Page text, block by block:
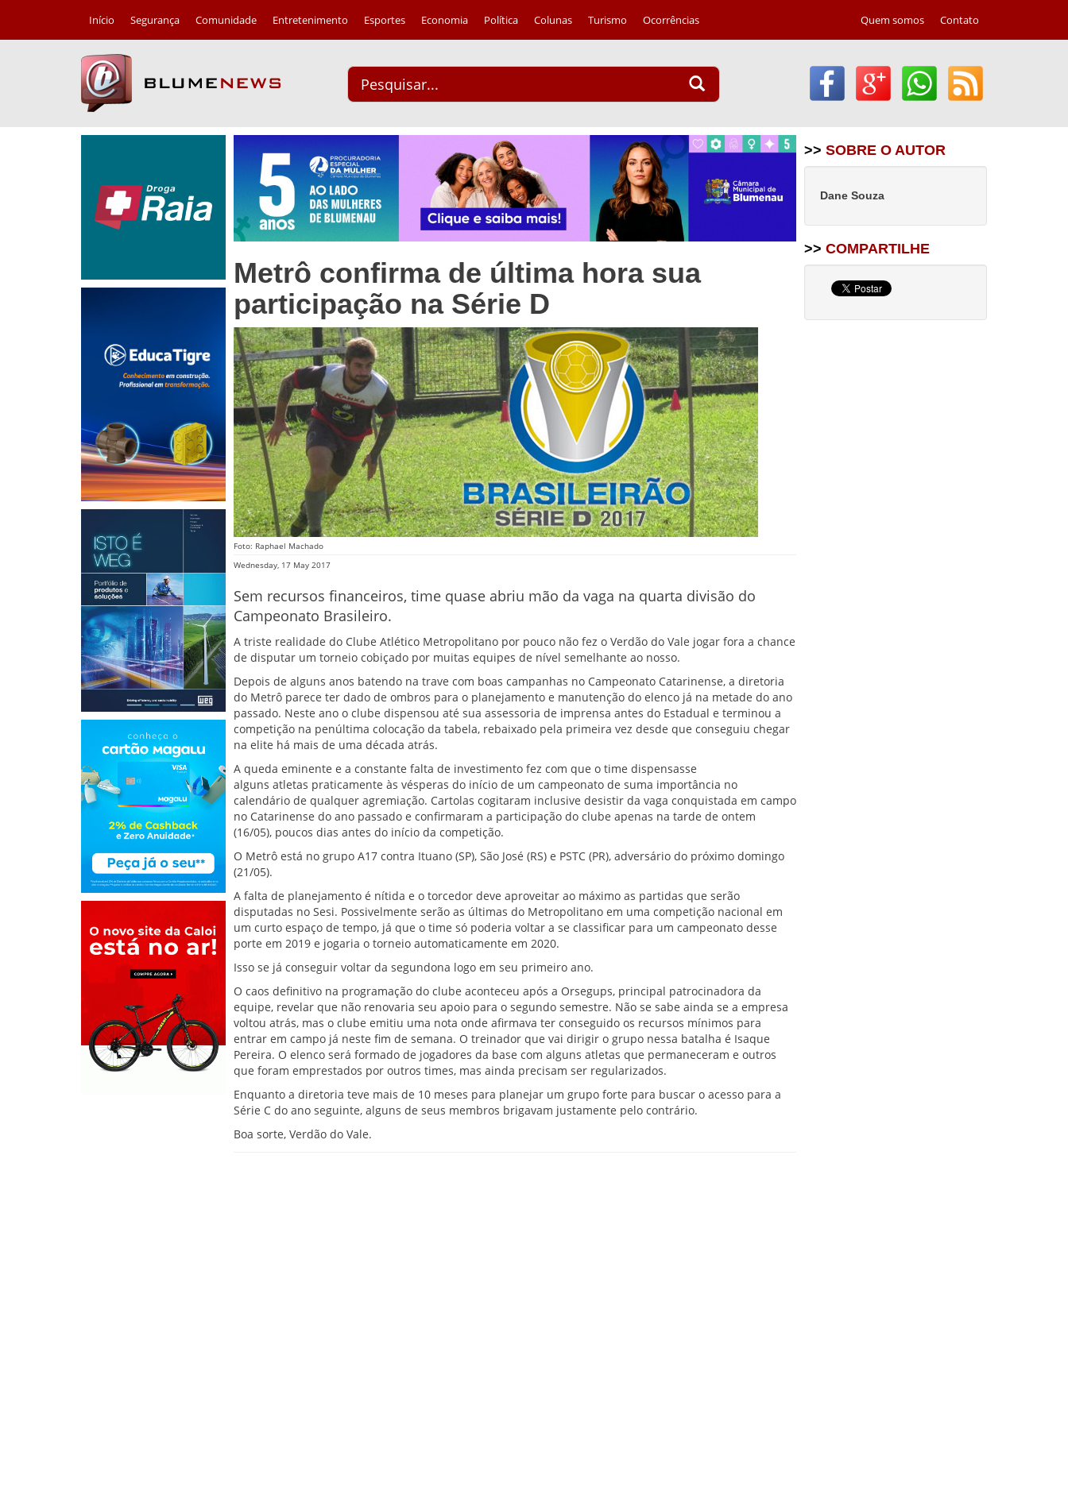
Início Segurança Comunidade Entretenimento Esportes Economia Política Colunas Turismo Ocorrências Quem somos Contato
Metrô confirma de última hora sua
participação na Série D
Foto: Raphael Machado
Wednesday, 17 May 2017
Sem recursos financeiros, time quase abriu mão da vaga na quarta divisão do
Campeonato Brasileiro.
A triste realidade do Clube Atlético Metropolitano por pouco não fez o Verdão do Vale jogar fora a chance
de disputar um torneio cobiçado por muitas equipes de nível semelhante ao nosso.
Depois de alguns anos batendo na trave com boas campanhas no Campeonato Catarinense, a diretoria
do Metrô parece ter dado de ombros para o planejamento e manutenção do elenco já na metade do ano
passado. Neste ano o clube dispensou até sua assessoria de imprensa antes do Estadual e terminou a
competição na penúltima colocação da tabela, rebaixado pela primeira vez desde que conseguiu chegar
na elite há mais de uma década atrás.
A queda eminente e a constante falta de investimento fez com que o time dispensasse
alguns atletas praticamente às vésperas do início de um campeonato de suma importância no
calendário de qualquer agremiação. Cartolas cogitaram inclusive desistir da vaga conquistada em campo
no Catarinense do ano passado e confirmaram a participação do clube apenas na tarde de ontem
(16/05), poucos dias antes do início da competição.
O Metrô está no grupo A17 contra Ituano (SP), São José (RS) e PSTC (PR), adversário do próximo domingo
(21/05).
A falta de planejamento é nítida e o torcedor deve aproveitar ao máximo as partidas que serão
disputadas no Sesi. Possivelmente serão as últimas do Metropolitano em uma competição nacional em
um curto espaço de tempo, já que o time só poderia voltar a se classificar para um campeonato desse
porte em 2019 e jogaria o torneio automaticamente em 2020.
Isso se já conseguir voltar da segundona logo em seu primeiro ano.
O caos definitivo na programação do clube aconteceu após a Orsegups, principal patrocinadora da
equipe, revelar que não renovaria seu apoio para o segundo semestre. Não se sabe ainda se a empresa
voltou atrás, mas o clube emitiu uma nota onde afirmava ter conseguido os recursos mínimos para
entrar em campo já neste fim de semana. O treinador que vai dirigir o grupo nessa batalha é Isaque
Pereira. O elenco será formado de jogadores da base com alguns atletas que permaneceram e outros
que foram emprestados por outros times, mas ainda precisam ser regularizados.
Enquanto a diretoria teve mais de 10 meses para planejar um grupo forte para buscar o acesso para a
Série C do ano seguinte, alguns de seus membros brigavam justamente pelo contrário.
Boa sorte, Verdão do Vale.
>> SOBRE O AUTOR
Dane Souza
>> COMPARTILHE